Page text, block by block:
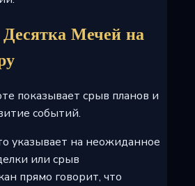
Мечей на
показывает срыв планов и
событий.
указывает на неожиданное
или срыв
прямо говорит, что